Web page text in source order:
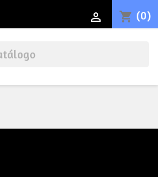
shopping_cart (0)
